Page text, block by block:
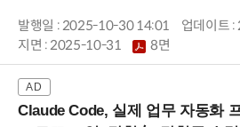
발행일 : 2025-10-30 14:01
업데이트
지면 :2025-10-31 8면
Claude Code, 실제 업무 자동화 프로젝트